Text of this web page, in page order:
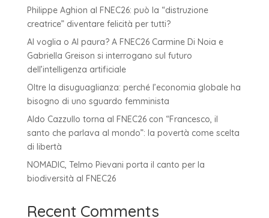
Philippe Aghion al FNEC26: può la “distruzione
creatrice” diventare felicità per tutti?
AI voglia o AI paura? A FNEC26 Carmine Di Noia e
Gabriella Greison si interrogano sul futuro
dell’intelligenza artificiale
Oltre la disuguaglianza: perché l’economia globale ha
bisogno di uno sguardo femminista
Aldo Cazzullo torna al FNEC26 con “Francesco, il
santo che parlava al mondo”: la povertà come scelta
di libertà
NOMADIC, Telmo Pievani porta il canto per la
biodiversità al FNEC26
Recent Comments